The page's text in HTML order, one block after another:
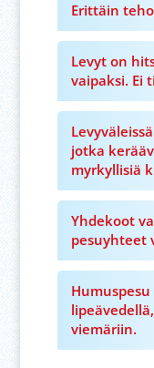
Erittäin
Levyt on
vaipaksi. Ei
jotka
myrkyllisiä
Yhdekoot
pesuyhteet
viemäriin.